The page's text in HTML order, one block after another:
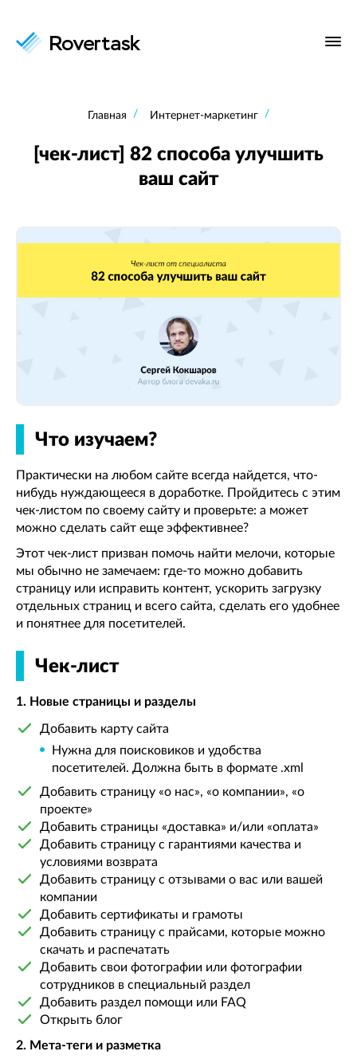
Главная Интернет-маркетинг
[чек-лист] 82 способа улучшить
ваш сайт
Что изучаем?
Практически на любом сайте всегда найдется, что-
нибудь нуждающееся в доработке. Пройдитесь с этим
чек-листом по своему сайту и проверьте: а может
можно сделать сайт еще эффективнее?
Этот чек-лист призван помочь найти мелочи, которые
мы обычно не замечаем: где-то можно добавить
страницу или исправить контент, ускорить загрузку
отдельных страниц и всего сайта, сделать его удобнее
и понятнее для посетителей.
Чек-лист
1. Новые страницы и разделы
Добавить карту сайта
Нужна для поисковиков и удобства
посетителей. Должна быть в формате .xml
Добавить страницу «о нас», «о компании», «о
проекте»
Добавить страницы «доставка» и/или «оплата»
Добавить страницу с гарантиями качества и
условиями возврата
Добавить страницу с отзывами о вас или вашей
компании
Добавить сертификаты и грамоты
Добавить страницу с прайсами, которые можно
скачать и распечатать
Добавить свои фотографии или фотографии
сотрудников в специальный раздел
Добавить раздел помощи или FAQ
Открыть блог
2. Мета-теги и разметка